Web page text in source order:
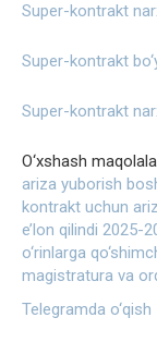
Super-kontrakt
Super-kontrakt
Super-kontrakt
O‘xshash
ariza yuborish
kontrakt uchun
e’lon qilindi 2025-
o‘rinlarga
magistratura va
Telegramda o‘qish